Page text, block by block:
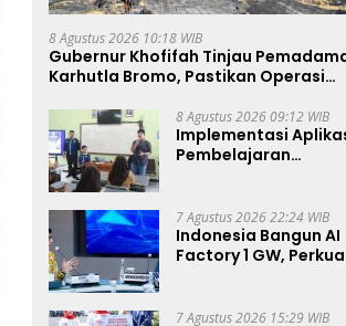
8 Agustus 2026 10:18 WIB
Gubernur Khofifah Tinjau
Karhutla Bromo, Pastikan Operasi
Dioptimalkan
8 Agustus 2026 09:12 WIB
Implementasi
Pembelajaran
Kota Bekasi,
Digitalisasi dan
Pembelajaran
7 Agustus 2026 22:24 WIB
Indonesia Bangun AI
Factory 1 GW,
7 Agustus 2026 15:29 WIB